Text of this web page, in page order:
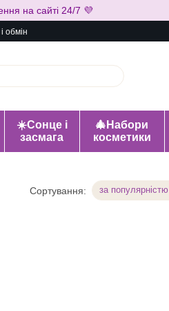
на сайті 24/7 💜
обмін
☀️Сонце і
засмага
🎄Набори
косметики
Сортування: за популярністю